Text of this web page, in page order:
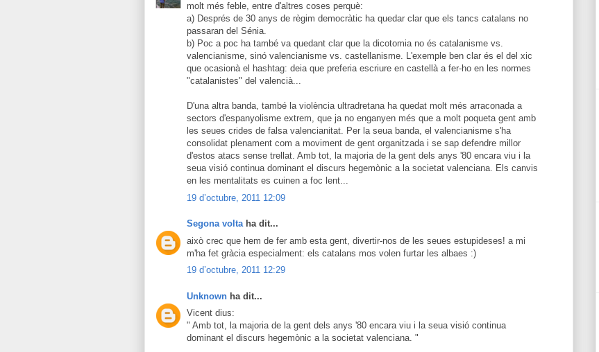
molt més feble, entre d'altres coses perquè:
a) Després de 30 anys de règim democràtic ha quedar clar que els tancs catalans no
passaran del Sénia.
b) Poc a poc ha també va quedant clar que la dicotomia no és catalanisme vs.
valencianisme, sinó valencianisme vs. castellanisme. L'exemple ben clar és el del xic
que ocasionà el hashtag: deia que preferia escriure en castellà a fer-ho en les normes
"catalanistes" del valencià...
D'una altra banda, també la violència ultradretana ha quedat molt més arraconada a
sectors d'espanyolisme extrem, que ja no enganyen més que a molt poqueta gent amb
les seues crides de falsa valencianitat. Per la seua banda, el valencianisme s'ha
consolidat plenament com a moviment de gent organitzada i se sap defendre millor
d'estos atacs sense trellat. Amb tot, la majoria de la gent dels anys '80 encara viu i la
seua visió continua dominant el discurs hegemònic a la societat valenciana. Els canvis
en les mentalitats es cuinen a foc lent...
19 d’octubre, 2011 12:09
Segona voltaha dit...
això crec que hem de fer amb esta gent, divertir-nos de les seues estupideses! a mi
m'ha fet gràcia especialment: els catalans mos volen furtar les albaes :)
19 d’octubre, 2011 12:29
Unknown ha dit...
Vicent dius:
" Amb tot, la majoria de la gent dels anys '80 encara viu i la seua visió continua
dominant el discurs hegemònic a la societat valenciana. "